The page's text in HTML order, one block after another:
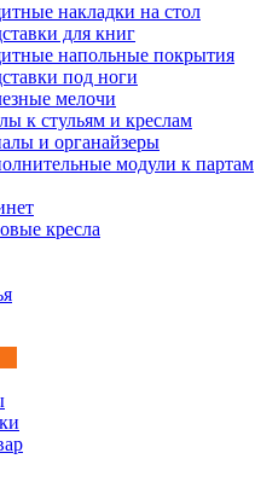
накладки на стол
для книг
напольные покрытия
под ноги
мелочи
к стульям и креслам
и органайзеры
модули к партам
кресла